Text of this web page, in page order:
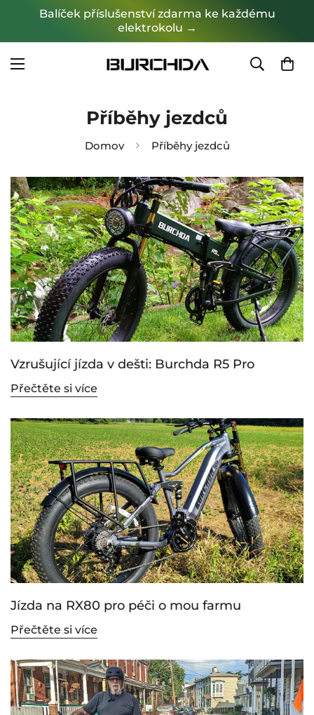
Balíček příslušenství zdarma ke každému
elektrokolu →
Příběhy jezdců
Domov Příběhy jezdců
Vzrušující jízda v dešti: Burchda R5 Pro
Přečtěte si více
Jízda na RX80 pro péči o mou farmu
Přečtěte si více